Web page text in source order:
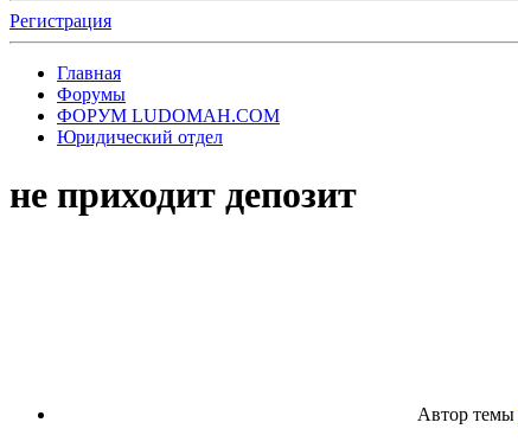
Регистрация
Главная
Форумы
ФОРУМ LUDOMAH.COM
Юридический отдел
не приходит депозит
Автор темы